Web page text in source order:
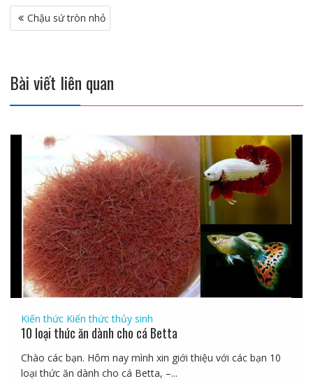
Điều
hướng
Chậu sứ tròn nhỏ
Bài viết liên quan
Kiến thức Kiến thức thủy sinh
10 loại thức ăn dành cho cá Betta
Chào các bạn. Hôm nay mình xin giới thiệu với các bạn 10
loại thức ăn dành cho cá Betta, –...